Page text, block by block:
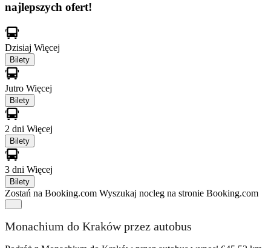
najlepszych ofert!
Dzisiaj Więcej
Bilety
Jutro Więcej
Bilety
2 dni Więcej
Bilety
3 dni Więcej
Bilety
Zostań na Booking.com Wyszukaj nocleg na stronie Booking.com
Monachium do Kraków przez autobus